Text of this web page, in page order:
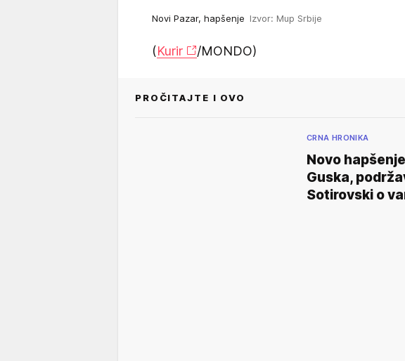
Novi Pazar, hapšenje Izvor: Mup Srbije
(Kurir /MONDO)
PROČITAJTE I OVO
CRNA HRONIKA
Novo
Guska,
Sotirovski o